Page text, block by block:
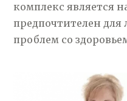
комплекс является
предпочтителен
проблем со